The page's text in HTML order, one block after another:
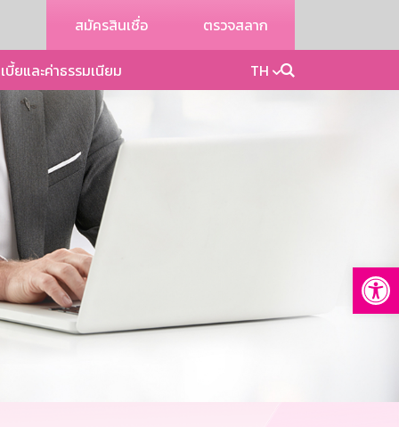
สมัครสินเชื่อ ตรวจสลาก
บี้ยและค่าธรรมเนียม TH